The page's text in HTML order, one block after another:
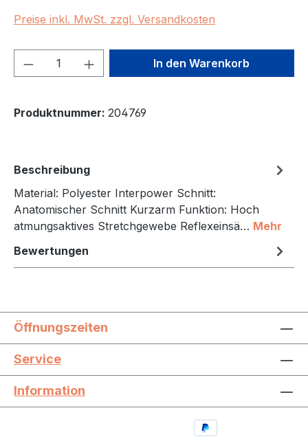
Preise inkl. MwSt. zzgl. Versandkosten
Produkt Anzahl: Gib denIn den Warenkorb
Produktnummer: 204769
Beschreibung
Material: Polyester Interpower Schnitt:
Anatomischer Schnitt Kurzarm Funktion: Hoch
atmungsaktives Stretchgewebe Reflexeinsä… Mehr
Bewertungen
Öffnungszeiten
Service
Information